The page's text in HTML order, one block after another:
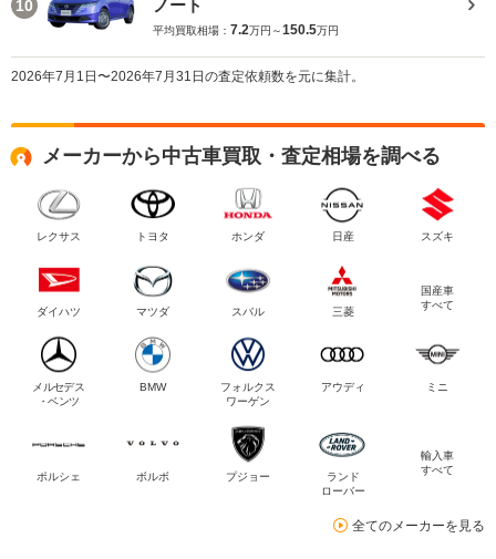
10 ノート
平均買取相場： 7.2万円～150.5万円
2026年7月1日〜2026年7月31日の査定依頼数を元に集計。
メーカーから中古車買取・査定相場を調べる
レクサス トヨタ ホンダ 日産 スズキ
ダイハツ マツダ スバル 三菱
国産車
すべて
メルセデス
・ベンツ
BMW
フォルクス
ワーゲン
アウディ ミニ
ポルシェ ボルボ プジョー
ランド
ローバー
輸入車
すべて
全てのメーカーを見る